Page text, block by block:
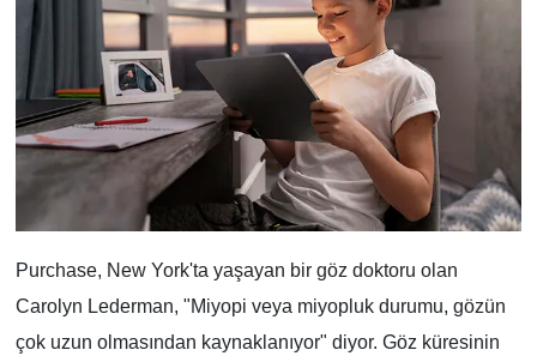
Purchase, New York'ta yaşayan bir göz doktoru olan
Carolyn Lederman, "Miyopi veya miyopluk durumu, gözün
çok uzun olmasından kaynaklanıyor" diyor. Göz küresinin